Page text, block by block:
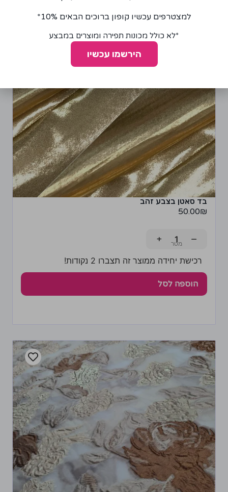
בד סאטן בצבע זהב
50.00₪
−
+
רכישת יחידה ממוצר זה תצברו 2 נקודות!
הוספה לסל
למצטרפים עכשיו קופון ברוכים הבאים 10%*
*לא כולל מכונות תפירה ומוצרים במבצע
הירשמו עכשיו